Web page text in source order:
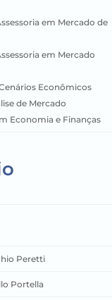
em Mercado de
em Mercado
Econômicos
de Mercado
Economia e Finanças
Peretti
Portella